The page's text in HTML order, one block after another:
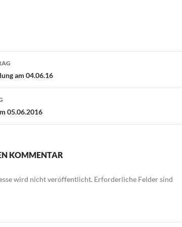
am 04.06.16
05.06.2016
KOMMENTAR
wird nicht veröffentlicht. Erforderliche Felder sind